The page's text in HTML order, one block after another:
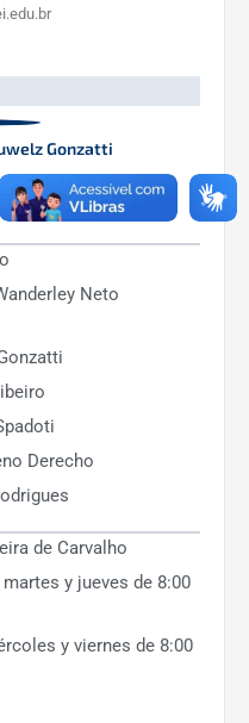
Gonzatti
Neto
Derecho
de Carvalho
y jueves de 8:00
y viernes de 8:00